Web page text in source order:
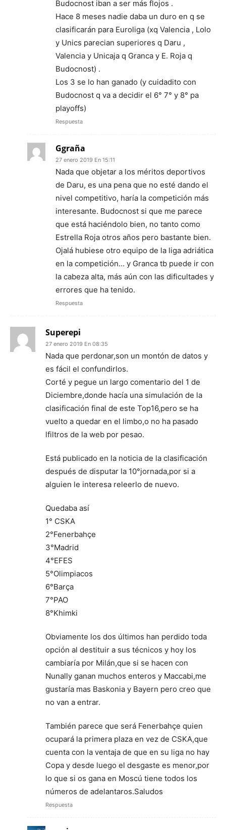
Budocnost iban a ser más flojos .
Hace 8 meses nadie daba un duro en q se
clasificarán para Euroliga (xq Valencia , Lolo
y Unics parecian superiores q Daru ,
Valencia y Unicaja q Granca y E. Roja q
Budocnost) .
Los 3 se lo han ganado (y cuidadito con
Budocnost q va a decidir el 6° 7° y 8° pa
playoffs)
Respuesta
Ggraña
27 enero 2019 En 15:11
Nada que objetar a los méritos deportivos
de Daru, es una pena que no esté dando el
nivel competitivo, haría la competición más
interesante. Budocnost si que me parece
que está haciéndolo bien, no tanto como
Estrella Roja otros años pero bastante bien.
Ojalá hubiese otro equipo de la liga adriática
en la competición… y Granca tb puede ir con
la cabeza alta, más aún con las dificultades y
errores que ha tenido.
Respuesta
Superepi
27 enero 2019 En 08:35
Nada que perdonar,son un montón de datos y
es fácil el confundirlos.
Corté y pegue un largo comentario del 1 de
Diciembre,donde hacía una simulación de la
clasificación final de este Top16,pero se ha
vuelto a quedar en el limbo,o no ha pasado
lfiltros de la web por pesao.
Está publicado en la noticia de la clasificación
después de disputar la 10°jornada,por si a
alguien le interesa releerlo de nuevo.
Quedaba así
1° CSKA
2°Fenerbahçe
3°Madrid
4°EFES
5°Olimpiacos
6°Barça
7°PAO
8°Khimki
Obviamente los dos últimos han perdido toda
opción al destituir a sus técnicos y hoy los
cambiaría por Milán,que si se hacen con
Nunally ganan muchos enteros y Maccabi,me
gustaría mas Baskonia y Bayern pero creo que
no van a entrar.
También parece que será Fenerbahçe quien
ocupará la primera plaza en vez de CSKA,que
cuenta con la ventaja de que en su liga no hay
Copa y desde luego el desgaste es menor,por
lo que si os gana en Moscú tiene todos los
números de adelantaros.Saludos
Respuesta